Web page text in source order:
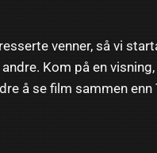
venner, så vi
Kom på en visning,
å se film sammen enn